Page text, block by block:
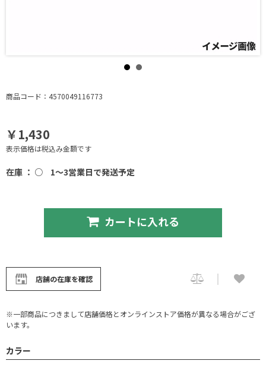
商品コード：4570049116773
￥1,430
表示価格は税込み金額です
在庫 ： ○ 1～3営業日で発送予定
カートに入れる
店舗の在庫を確認
※一部商品につきまして店舗価格とオンラインストア価格が異なる場合がござ
います。
カラー